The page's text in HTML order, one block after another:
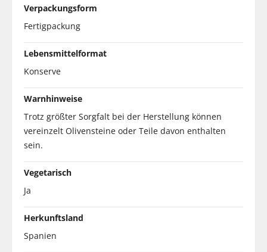
Verpackungsform
Fertigpackung
Lebensmittelformat
Konserve
Warnhinweise
Trotz größter Sorgfalt bei der Herstellung können
vereinzelt Olivensteine oder Teile davon enthalten
sein.
Vegetarisch
Ja
Herkunftsland
Spanien